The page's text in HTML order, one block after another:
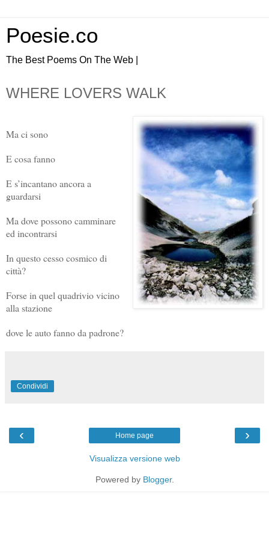
Poesie.co
The Best Poems On The Web |
WHERE LOVERS WALK
Ma ci sono
E cosa fanno
E s’incantano ancora a
guardarsi
Ma dove possono camminare
ed incontrarsi
In questo cesso cosmico di
città?
Forse in quel quadrivio vicino
alla stazione
dove le auto fanno da padrone?
Condividi
‹ ›
Home page
Visualizza versione web
Powered by Blogger.